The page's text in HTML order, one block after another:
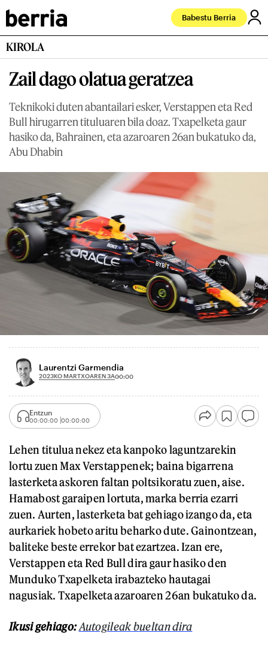
Babestu Berria
KIROLA
Zail dago olatua geratzea
Teknikoki duten abantailari esker, Verstappen eta Red
Bull hirugarren tituluaren bila doaz. Txapelketa gaur
hasiko da, Bahrainen, eta azaroaren 26an bukatuko da,
Abu Dhabin
Laurentzi Garmendia
2023KO MARTXOAREN 3A00:00
Entzun
00:00:00 00:00:00
Lehen titulua nekez eta kanpoko laguntzarekin
lortu zuen Max Verstappenek; baina bigarrena
lasterketa askoren faltan poltsikoratu zuen, aise.
Hamabost garaipen lortuta, marka berria ezarri
zuen. Aurten, lasterketa bat gehiago izango da, eta
aurkariek hobeto aritu beharko dute. Gainontzean,
baliteke beste errekor bat ezartzea. Izan ere,
Verstappen eta Red Bull dira gaur hasiko den
Munduko Txapelketa irabazteko hautagai
nagusiak. Txapelketa azaroaren 26an bukatuko da.
Ikusi gehiago:Autogileak bueltan dira